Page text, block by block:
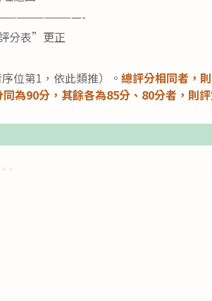
分表”更正
位第1，依此類推）。總評分相同者，
為90分，其餘各為85分、80分者，則